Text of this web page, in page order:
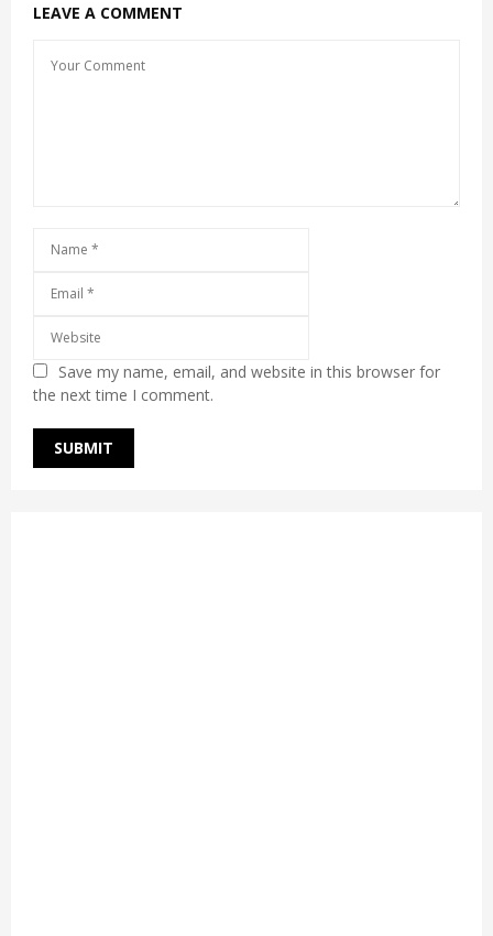
LEAVE A COMMENT
Save my name, email, and website in this browser for
the next time I comment.